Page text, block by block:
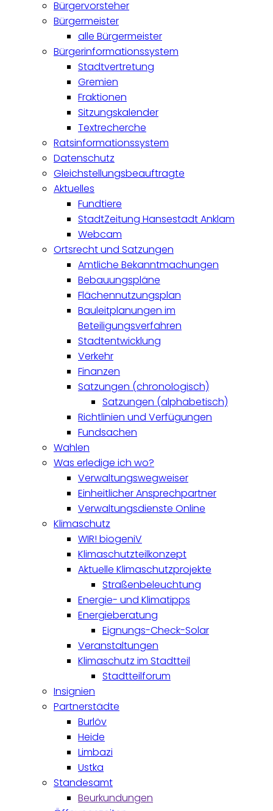
Bürgervorsteher
Bürgermeister
alle Bürgermeister
Bürgerinformationssystem
Stadtvertretung
Gremien
Fraktionen
Sitzungskalender
Textrecherche
Ratsinformationssystem
Datenschutz
Gleichstellungsbeauftragte
Aktuelles
Fundtiere
StadtZeitung Hansestadt Anklam
Webcam
Ortsrecht und Satzungen
Amtliche Bekanntmachungen
Bebauungspläne
Flächennutzungsplan
Bauleitplanungen im
Beteiligungsverfahren
Stadtentwicklung
Verkehr
Finanzen
Satzungen (chronologisch)
Satzungen (alphabetisch)
Richtlinien und Verfügungen
Fundsachen
Wahlen
Was erledige ich wo?
Verwaltungswegweiser
Einheitlicher Ansprechpartner
Verwaltungsdienste Online
Klimaschutz
WIR! biogeniV
Klimaschutzteilkonzept
Aktuelle Klimaschutzprojekte
Straßenbeleuchtung
Energie- und Klimatipps
Energieberatung
Eignungs-Check-Solar
Veranstaltungen
Klimaschutz im Stadtteil
Stadtteilforum
Insignien
Partnerstädte
Burlöv
Heide
Limbazi
Ustka
Standesamt
Beurkundungen